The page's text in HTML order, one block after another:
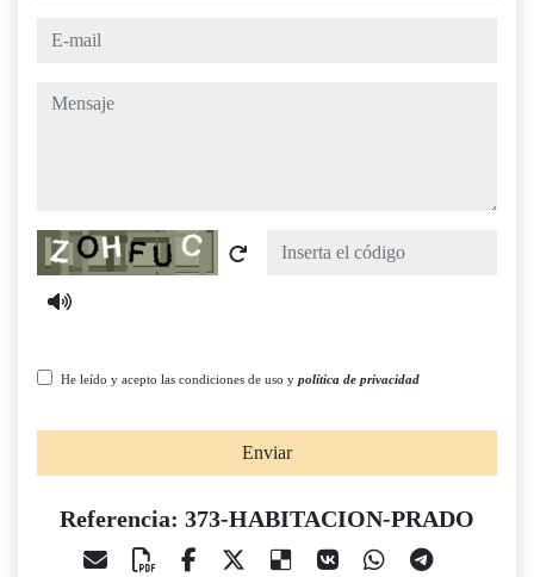
e-mail
mensaje
Captcha
He leído y acepto las condiciones de uso y política de privacidad
Enviar
Referencia: 373-HABITACION-PRADO